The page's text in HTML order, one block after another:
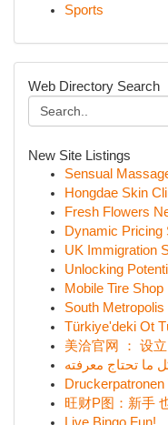
Sports
Web Directory Search
New Site Listings
Sensual
Hongdae Skin
Fresh Flowers
Dynamic Pricing
UK Immigration
Unlocking
Mobile Tire Shop
South
Türkiye'deki Ot
美洽官网 ： 设
تحتاج معرفته
旺财P图：新手